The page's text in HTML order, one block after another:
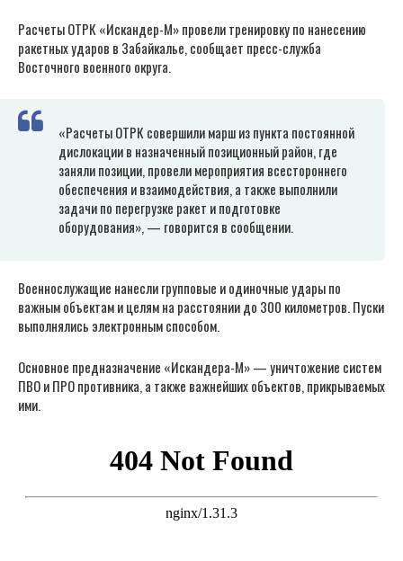
Расчеты ОТРК «Искандер-М» провели тренировку по нанесению
ракетных ударов в Забайкалье, сообщает пресс-служба
Восточного военного округа.
«Расчеты ОТРК совершили марш из пункта постоянной
дислокации в назначенный позиционный район, где
заняли позиции, провели мероприятия всестороннего
обеспечения и взаимодействия, а также выполнили
задачи по перегрузке ракет и подготовке
оборудования», — говорится в сообщении.
Военнослужащие нанесли групповые и одиночные удары по
важным объектам и целям на расстоянии до 300 километров. Пуски
выполнялись электронным способом.
Основное предназначение «Искандера-М» — уничтожение систем
ПВО и ПРО противника, а также важнейших объектов, прикрываемых
ими.